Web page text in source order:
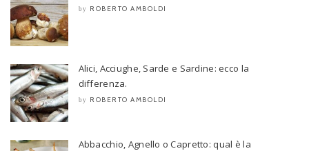
by ROBERTO AMBOLDI
Alici, Acciughe, Sarde e Sardine: ecco la
differenza.
by ROBERTO AMBOLDI
Abbacchio, Agnello o Capretto: qual è la